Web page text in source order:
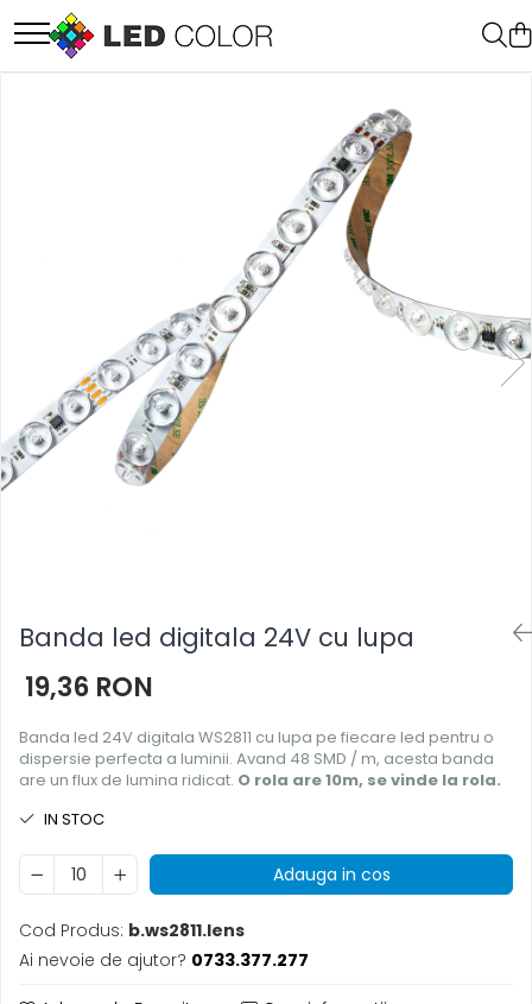
Accesorii Led
Banda led digitala 24V cu lupa
19,36 RON
Banda led 24V digitala WS2811 cu lupa pe fiecare led pentru o
dispersie perfecta a luminii. Avand 48 SMD / m, acesta banda
are un flux de lumina ridicat. O rola are 10m, se vinde la rola.
IN STOC
Adauga in cos
Cod Produs: b.ws2811.lens
Ai nevoie de ajutor? 0733.377.277